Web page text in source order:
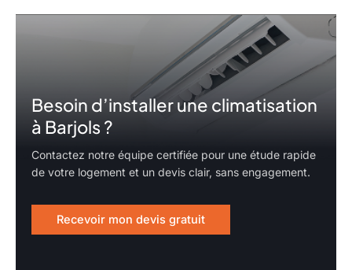
Besoin d’installer une climatisation
à Barjols ?
Contactez notre équipe certifiée pour une étude rapide
de votre logement et un devis clair, sans engagement.
Recevoir mon devis gratuit